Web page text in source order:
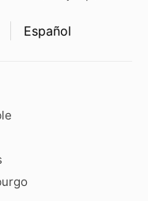
Español